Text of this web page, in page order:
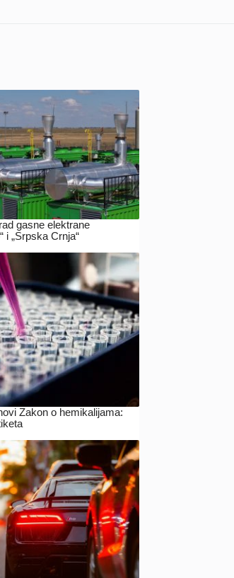
gasne elektrane
i „Srpska Crnja“
Zakon o hemikalijama: